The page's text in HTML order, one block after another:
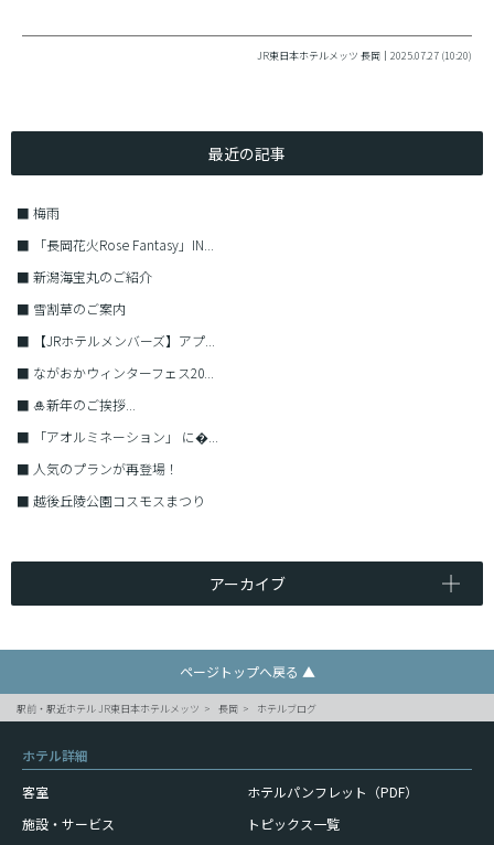
JR東日本ホテルメッツ 長岡｜2025.07.27 (10:20)
最近の記事
■ 梅雨
■
「長岡花火Rose Fantasy」IN...
■ 新潟海宝丸のご紹介
■ 雪割草のご案内
■
【JRホテルメンバーズ】アプ...
■ ながおかウィンターフェス20...
■ 🎍新年のご挨拶...
■
「アオルミネーション」 に�...
■ 人気のプランが再登場！
■ 越後丘陵公園コスモスまつり
アーカイブ
ページトップへ戻る ▲
駅前・駅近ホテル JR東日本ホテルメッツ 長岡 ホテルブログ
ホテル詳細
客室
施設・サービス
ホテルパンフレット（PDF）
トピックス一覧